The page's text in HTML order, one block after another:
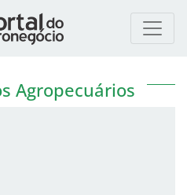
Agropecuários